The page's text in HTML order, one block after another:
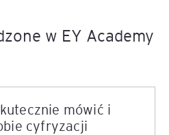
w EY Academy
mówić i
cyfryzacji